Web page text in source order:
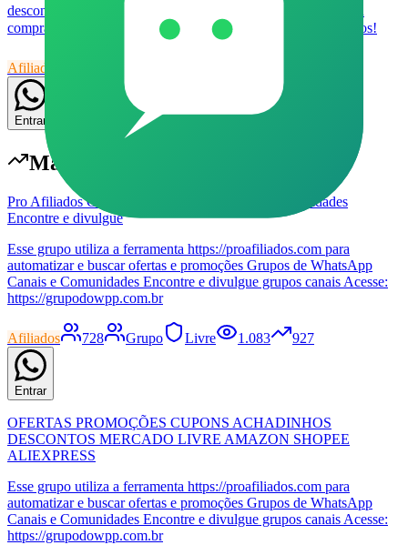
desconto e cupons ativos ✅ *Só entra ofertas de coisas que eu
compraria!*😉 Fique no grupo e aproveite os melhores achados!
Afiliados
Entrar
Mais populares em
Pro Afiliados Grupos de WhatsApp Canais e Comunidades
Encontre e divulgue
Esse grupo utiliza a ferramenta https://proafiliados.com para
automatizar e buscar ofertas e promoções Grupos de WhatsApp
Canais e Comunidades Encontre e divulgue grupos canais Acesse:
https://grupodowpp.com.br
Afiliados 728 Grupo Livre 1.083 927
Entrar
OFERTAS PROMOÇÕES CUPONS ACHADINHOS
DESCONTOS MERCADO LIVRE AMAZON SHOPEE
ALIEXPRESS
Esse grupo utiliza a ferramenta https://proafiliados.com para
automatizar e buscar ofertas e promoções Grupos de WhatsApp
Canais e Comunidades Encontre e divulgue grupos canais Acesse:
https://grupodowpp.com.br